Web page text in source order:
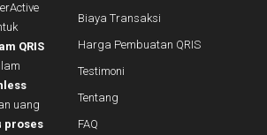
QRIS
uang
proses
Biaya Transaksi
Harga Pembuatan QRIS
Testimoni
Tentang
FAQ